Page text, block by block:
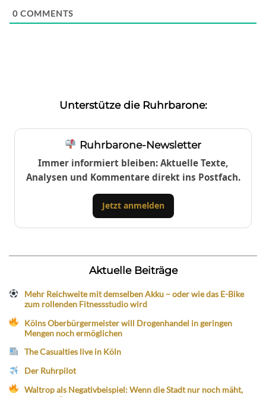
0 COMMENTS
Unterstütze die Ruhrbarone:
Ruhrbarone-Newsletter
Immer informiert bleiben: Aktuelle Texte,
Analysen und Kommentare direkt ins Postfach.
Jetzt anmelden
Aktuelle Beiträge
Mehr Reichweite mit demselben Akku – oder wie das E-Bike
zum rollenden Fitnessstudio wird
Kölns Oberbürgermeister will Drogenhandel in geringen
Mengen noch ermöglichen
The Casualties live in Köln
Der Ruhrpilot
Waltrop als Negativbeispiel: Wenn die Stadt nur noch mäht,